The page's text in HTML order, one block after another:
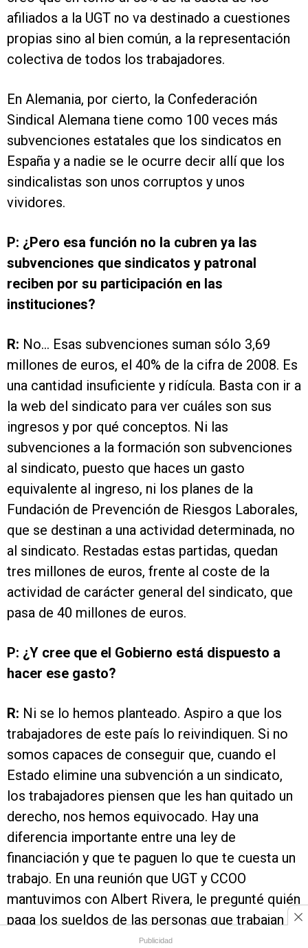
afiliados a la UGT no va destinado a cuestiones
propias sino al bien común, a la representación
colectiva de todos los trabajadores.
En Alemania, por cierto, la Confederación
Sindical Alemana tiene como 100 veces más
subvenciones estatales que los sindicatos en
España y a nadie se le ocurre decir allí que los
sindicalistas son unos corruptos y unos
vividores.
P: ¿Pero esa función no la cubren ya las
subvenciones que sindicatos y patronal
reciben por su participación en las
instituciones?
R: No… Esas subvenciones suman sólo 3,69
millones de euros, el 40% de la cifra de 2008. Es
una cantidad insuficiente y ridícula. Basta con ir a
la web del sindicato para ver cuáles son sus
ingresos y por qué conceptos. Ni las
subvenciones a la formación son subvenciones
al sindicato, puesto que haces un gasto
equivalente al ingreso, ni los planes de la
Fundación de Prevención de Riesgos Laborales,
que se destinan a una actividad determinada, no
al sindicato. Restadas estas partidas, quedan
tres millones de euros, frente al coste de la
actividad de carácter general del sindicato, que
pasa de 40 millones de euros.
P: ¿Y cree que el Gobierno está dispuesto a
hacer ese gasto?
R: Ni se lo hemos planteado. Aspiro a que los
trabajadores de este país lo reivindiquen. Si no
somos capaces de conseguir que, cuando el
Estado elimine una subvención a un sindicato,
los trabajadores piensen que les han quitado un
derecho, nos hemos equivocado. Hay una
diferencia importante entre una ley de
financiación y que te paguen lo que te cuesta un
trabajo. En una reunión que UGT y CCOO
mantuvimos con Albert Rivera, le pregunté quién
paga los sueldos de las personas que trabajan
para Ciudadanos. Les paga el Estado. Pero a los
Publicidad